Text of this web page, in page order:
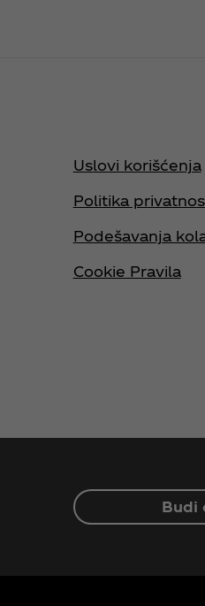
Uslovi korišćenja
Politika
Podešavanja
Cookie Pravila
Budi